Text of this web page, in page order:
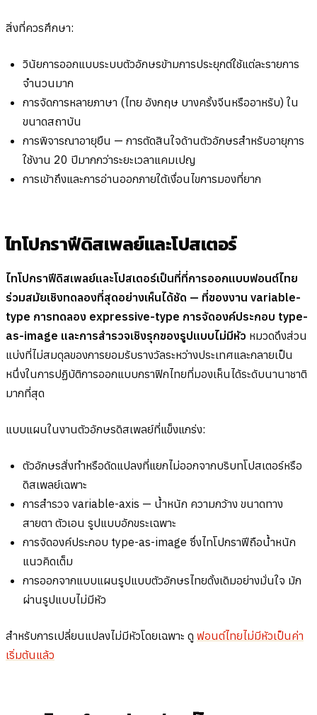
สิ่งที่ควรศึกษา:
วินัยการออกแบบระบบตัวอักษรข้ามการประยุกต์ใช้แต่ละรายการ
จำนวนมาก
การจัดการหลายภาษา (ไทย อังกฤษ บางครั้งจีนหรืออาหรับ) ใน
ขนาดสถาบัน
การพิจารณาอายุยืน — การตัดสินใจด้านตัวอักษรสำหรับอายุการ
ใช้งาน 20 ปีมากกว่าระยะเวลาแคมเปญ
การเข้าถึงและการอ่านออกภายใต้เงื่อนไขการมองที่ยาก
ไทโปกราฟีดิสเพลย์และโปสเตอร์
ไทโปกราฟีดิสเพลย์และโปสเตอร์เป็นที่ที่การออกแบบฟอนต์ไทย
ร่วมสมัยเชิงทดลองที่สุดอย่างเห็นได้ชัด — ที่ของงาน variable-
type การทดลอง expressive-type การจัดองค์ประกอบ type-
as-image และการสำรวจเชิงรุกของรูปแบบไม่มีหัว หมวดดึงส่วน
แบ่งที่ไม่สมดุลของการยอมรับรางวัลระหว่างประเทศและกลายเป็น
หนึ่งในการปฏิบัติการออกแบบกราฟิกไทยที่มองเห็นได้ระดับนานาชาติ
มากที่สุด
แบบแผนในงานตัวอักษรดิสเพลย์ที่แข็งแกร่ง:
ตัวอักษรสั่งทำหรือดัดแปลงที่แยกไม่ออกจากบริบทโปสเตอร์หรือ
ดิสเพลย์เฉพาะ
การสำรวจ variable-axis — น้ำหนัก ความกว้าง ขนาดทาง
สายตา ตัวเอน รูปแบบอักขระเฉพาะ
การจัดองค์ประกอบ type-as-image ซึ่งไทโปกราฟีถือน้ำหนัก
แนวคิดเต็ม
การออกจากแบบแผนรูปแบบตัวอักษรไทยดั้งเดิมอย่างมั่นใจ มัก
ผ่านรูปแบบไม่มีหัว
สำหรับการเปลี่ยนแปลงไม่มีหัวโดยเฉพาะ ดู ฟอนต์ไทยไม่มีหัวเป็นค่า
เริ่มต้นแล้ว